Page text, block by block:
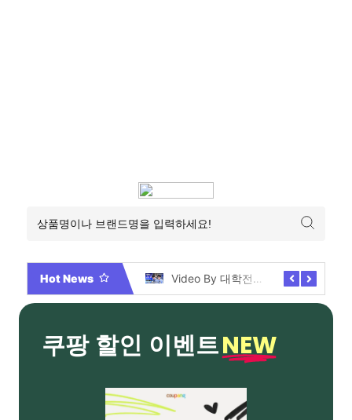
Hot News Video By 대학전쟁 시즌 3 전편 공개 완료!
쿠팡 할인 이벤트NEW